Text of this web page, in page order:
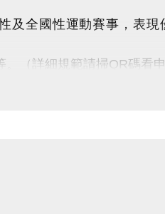
及全國性運動賽事，表現
（詳細規範請掃QR碼看申